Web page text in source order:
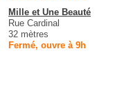
Mille et Une Beauté
Rue Cardinal
32 mètres
Fermé, ouvre à 9h